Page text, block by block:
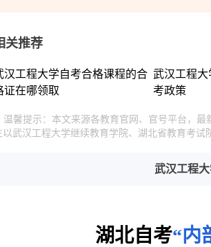
关推荐
汉工程大学自考合格课程的合
证在哪领取
武汉工程大
考政策
温馨提示：本文来源各教育官网、官号平台，
以武汉工程大学继续教育学院、湖北省教育考试
武汉工程
湖北自考“内